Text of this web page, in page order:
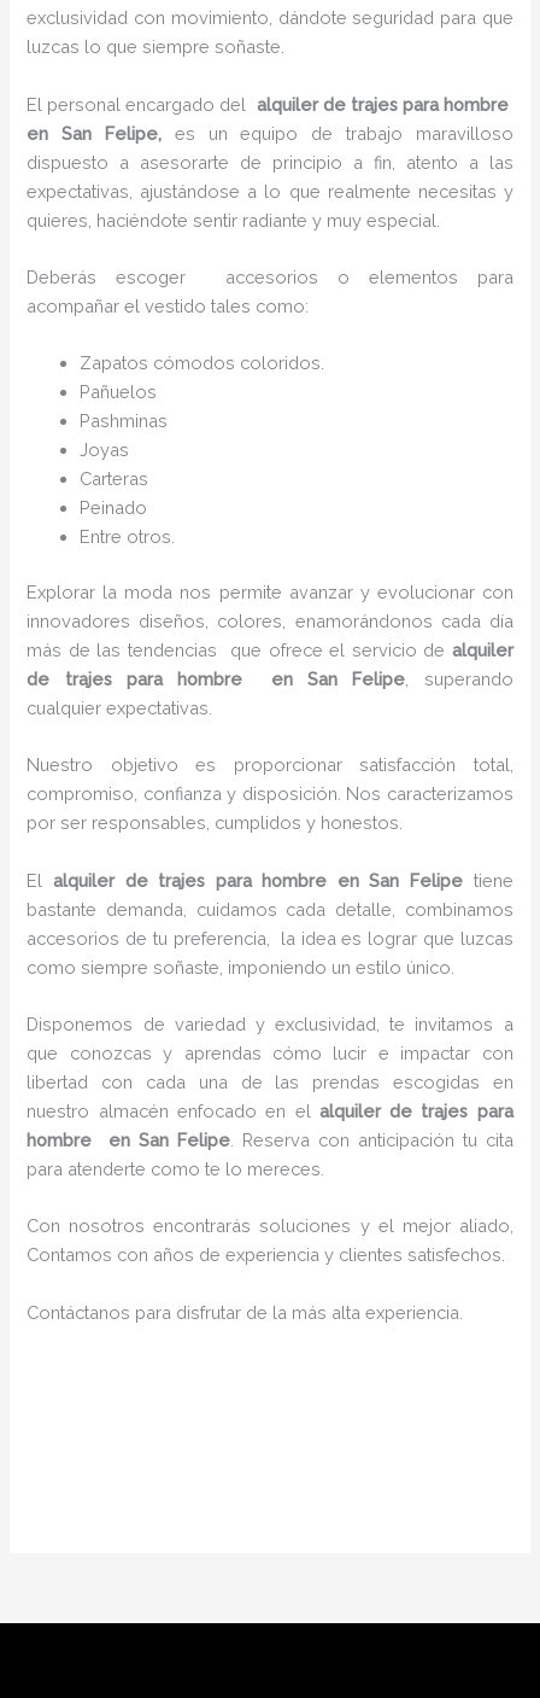
exclusividad con movimiento, dándote seguridad para que
luzcas lo que siempre soñaste.
El personal encargado del alquiler de trajes para hombre
en San Felipe,es un equipo de trabajo maravilloso
dispuesto a asesorarte de principio a fin, atento a las
expectativas, ajustándose a lo que realmente necesitas y
quieres, haciéndote sentir radiante y muy especial.
Deberás escoger accesorios o elementos para
acompañar el vestido tales como:
Zapatos cómodos coloridos.
Pañuelos
Pashminas
Joyas
Carteras
Peinado
Entre otros.
Explorar la moda nos permite avanzar y evolucionar con
innovadores diseños, colores, enamorándonos cada día
más de las tendencias que ofrece el servicio de alquiler
de trajes para hombre en San Felipe , superando
cualquier expectativas.
Nuestro objetivo es proporcionar satisfacción total,
compromiso, confianza y disposición. Nos caracterizamos
por ser responsables, cumplidos y honestos.
Elalquiler de trajes para hombre en San Felipe tiene
bastante demanda, cuidamos cada detalle, combinamos
accesorios de tu preferencia, la idea es lograr que luzcas
como siempre soñaste, imponiendo un estilo único.
Disponemos de variedad y exclusividad, te invitamos a
que conozcas y aprendas cómo lucir e impactar con
libertad con cada una de las prendas escogidas en
nuestro almacén enfocado en el alquiler de trajes para
hombre en San Felipe . Reserva con anticipación tu cita
para atenderte como te lo mereces.
Con nosotros encontrarás soluciones y el mejor aliado,
Contamos con años de experiencia y clientes satisfechos.
Contáctanos para disfrutar de la más alta experiencia.